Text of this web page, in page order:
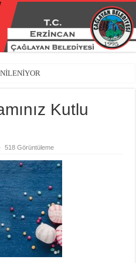
Kutlu
518 Görüntüleme